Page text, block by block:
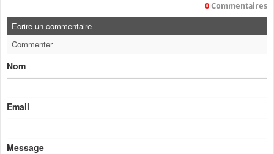
0 Commentaires
Ecrire un commentaire
Commenter
Nom
Email
Message